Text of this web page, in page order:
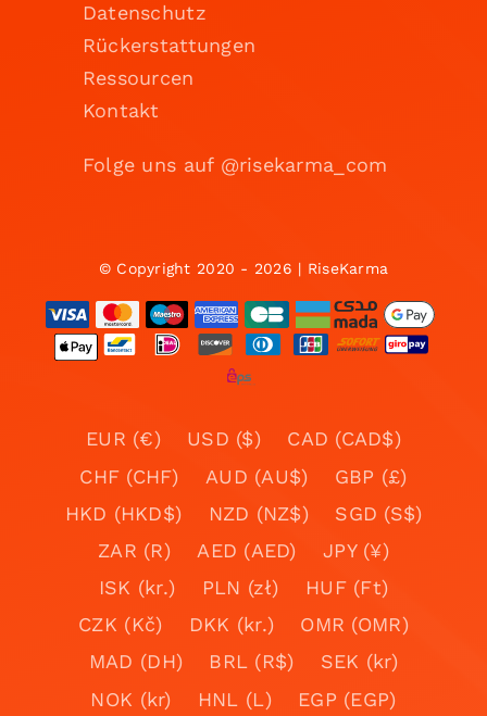
Datenschutz
Rückerstattungen
Ressourcen
Kontakt
Folge uns auf @risekarma_com
© Copyright 2020 - 2026 | RiseKarma
EUR (€) USD ($)
CAD (CAD$)
CHF (CHF)
AUD (AU$)
GBP (£)
HKD (HKD$)
NZD (NZ$)
SGD (S$)
ZAR (R)
AED (AED)
JPY (¥)
ISK (kr.)
PLN (zł)
HUF (Ft)
CZK (Kč)
DKK (kr.)
OMR (OMR)
MAD (DH)
BRL (R$)
SEK (kr)
NOK (kr)
HNL (L)
EGP (EGP)